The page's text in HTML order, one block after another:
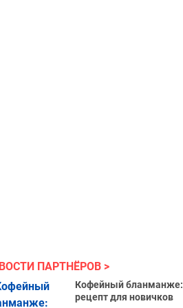
ПАРТНЁРОВ
Кофейный бланманже:
рецепт для новичков